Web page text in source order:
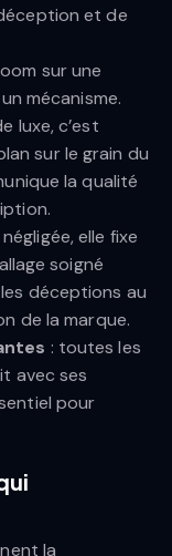
et de
sur une
mécanisme.
luxe, c’est
sur le grain du
la qualité
elle fixe
soigné
déceptions au
de la marque.
: toutes les
avec ses
pour
la